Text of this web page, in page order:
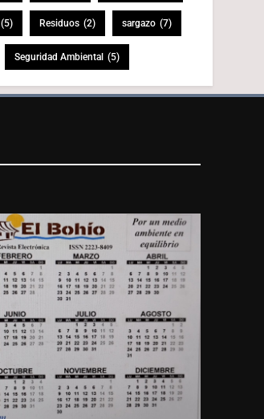
(5) Residuos (2) sargazo (7)
Seguridad Ambiental (5)